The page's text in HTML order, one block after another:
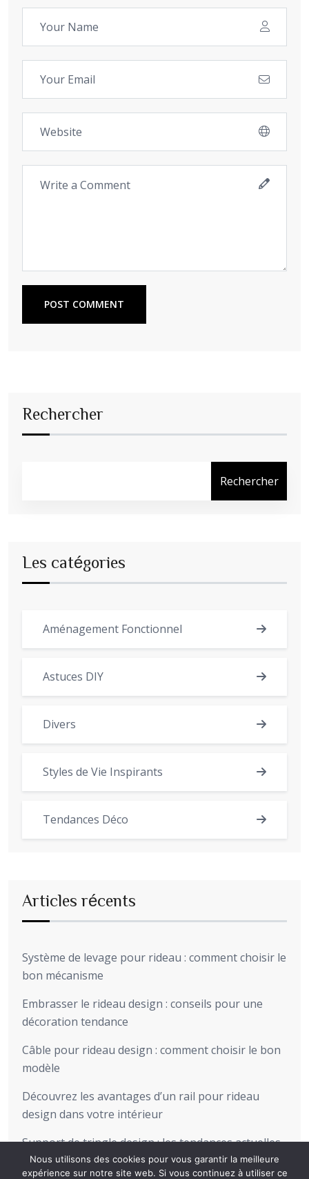
POST COMMENT
Rechercher
Rechercher
Les catégories
Aménagement Fonctionnel
Astuces DIY
Divers
Styles de Vie Inspirants
Tendances Déco
Articles récents
Système de levage pour rideau : comment choisir le
bon mécanisme
Embrasser le rideau design : conseils pour une
décoration tendance
Câble pour rideau design : comment choisir le bon
modèle
Découvrez les avantages d’un rail pour rideau
design dans votre intérieur
Support de tringle design : les tendances actuelles
pour sublimer votre intérieur
Nous utilisons des cookies pour vous garantir la meilleure
expérience sur notre site web. Si vous continuez à utiliser ce